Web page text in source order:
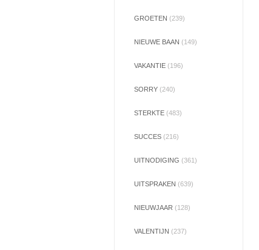
GROETEN (239)
NIEUWE BAAN (149)
VAKANTIE (196)
SORRY (240)
STERKTE (483)
SUCCES (216)
UITNODIGING (361)
UITSPRAKEN (639)
NIEUWJAAR (128)
VALENTIJN (237)